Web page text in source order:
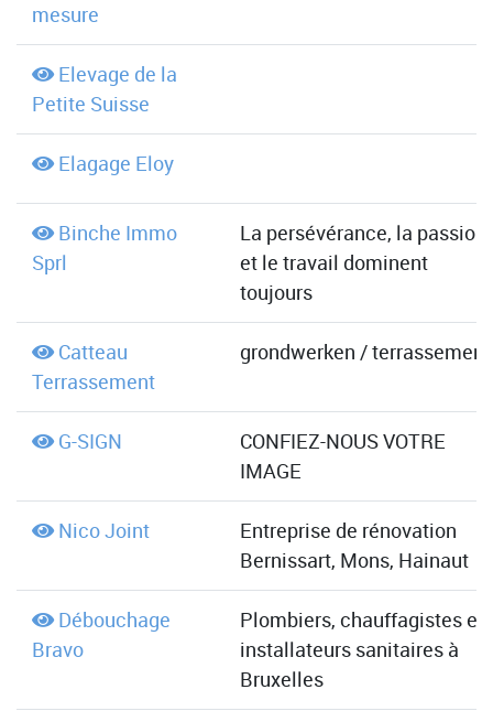
mesure
Elevage de la
Petite Suisse
Elagage Eloy
Binche Immo
Sprl
La persévérance, la passion
et le travail dominent
toujours
Catteau
Terrassement
grondwerken / terrassement
G-SIGN
CONFIEZ-NOUS VOTRE
IMAGE
Nico Joint
Entreprise de rénovation
Bernissart, Mons, Hainaut
Débouchage
Bravo
Plombiers, chauffagistes et
installateurs sanitaires à
Bruxelles